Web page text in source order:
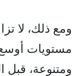
ومع ذلك، لا
مستويات
ومتنوعة، قبل